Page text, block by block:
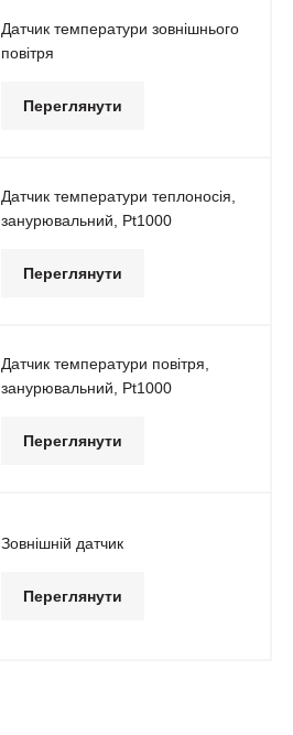
Датчик температури зовнішнього
повітря
Переглянути
Датчик температури теплоносія,
занурювальний, Pt1000
Переглянути
Датчик температури повітря,
занурювальний, Pt1000
Переглянути
Зовнішній датчик
Переглянути